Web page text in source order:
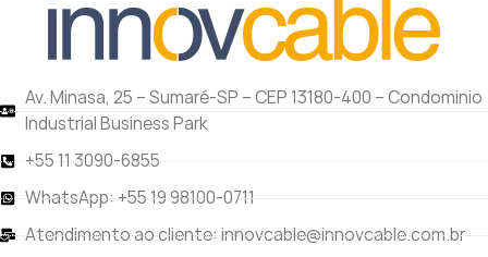
Av. Minasa, 25 – Sumaré-SP – CEP 13180-400 – Condominio
Industrial Business Park
+55 11 3090-6855
WhatsApp: +55 19 98100-0711
Atendimento ao cliente: innovcable@innovcable.com.br